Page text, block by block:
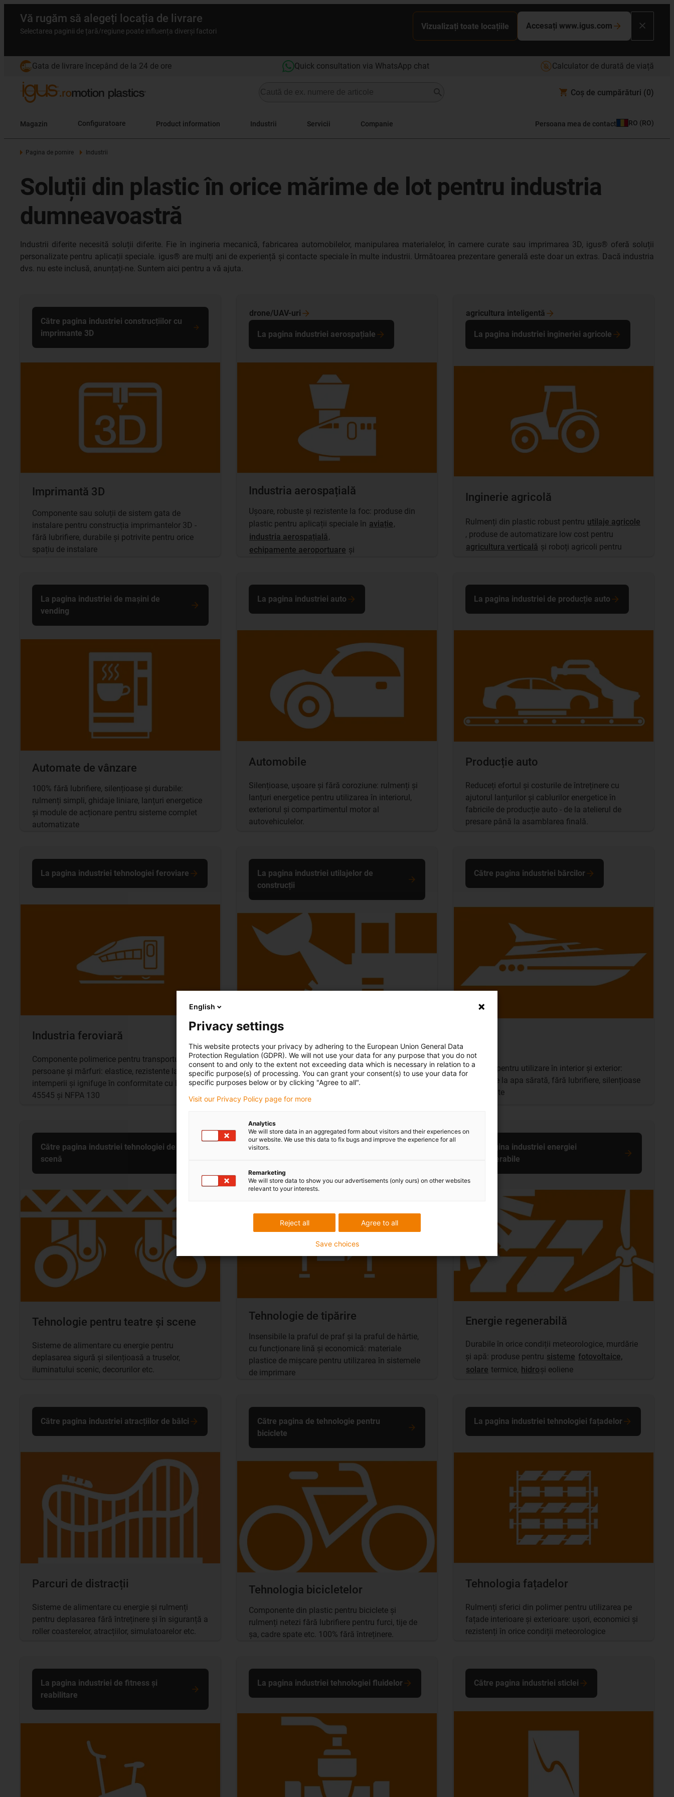
Vă rugăm să alegeți locația de livrare
Selectarea paginii de țară/regiune poate influența diverși factori
Vizualizați toate locațiile Accesați www.igus.com
Gata de livrare începând de la 24 de ore Quick consultation via WhatsApp chat Calculator de durată de viață
Coș de cumpărături (0)
Magazin Configuratoare Product information Industrii Servicii Companie Persoana mea de contact RO (RO)
Pagina de pornire Industrii
Soluții din plastic în orice mărime de lot pentru industria
dumneavoastră
Industrii diferite necesită soluții diferite. Fie în ingineria mecanică, fabricarea automobilelor, manipularea materialelor, în camere curate sau imprimarea 3D, igus® oferă soluții
personalizate pentru aplicații speciale. igus® are mulți ani de experiență și contacte speciale în multe industrii. Următoarea prezentare generală este doar un extras. Dacă industria
dvs. nu este inclusă, anunțați-ne. Suntem aici pentru a vă ajuta.
Imprimantă 3D
Componente sau soluții de sistem gata de
instalare pentru construcția imprimantelor 3D -
fără lubrifiere, durabile și potrivite pentru orice
spațiu de instalare
Către pagina industriei construcțiilor cu
imprimante 3D
Industria aerospațială
Ușoare, robuste și rezistente la foc: produse din
plastic pentru aplicații speciale în aviație,
industria aerospațială,
echipamente aeroportuare și
drone/UAV-uri
La pagina industriei aerospațiale
Inginerie agricolă
Rulmenți din plastic robust pentru utilaje agricole
, produse de automatizare low cost pentru
agricultura verticală și roboți agricoli pentru
agricultura inteligentă
La pagina industriei ingineriei agricole
Automate de vânzare
100% fără lubrifiere, silențioase și durabile:
rulmenți simpli, ghidaje liniare, lanțuri energetice
și module de acționare pentru sisteme complet
automatizate
La pagina industriei de mașini de
vending
Automobile
Silențioase, ușoare și fără coroziune: rulmenți și
lanțuri energetice pentru utilizarea în interiorul,
exteriorul și compartimentul motor al
autovehiculelor.
La pagina industriei auto
Producție auto
Reduceți efortul și costurile de întreținere cu
ajutorul lanțurilor și cablurilor energetice în
fabricile de producție auto - de la atelierul de
presare până la asamblarea finală.
La pagina industriei de producție auto
Industria feroviară
Componente polimerice pentru transportul de
persoane și mărfuri: elastice, rezistente la
intemperii și ignifuge în conformitate cu EN
45545 și NFPA 130
La pagina industriei tehnologiei feroviare
Utilaje de construcție
Tehnologie de rulmenți robustă și rezistentă la
murdărie și alimentare cu energie pentru
excavatoare, încărcătoare, trolii și alte
echipamente și vehicule de ridicare
La pagina industriei utilajelor de
construcții
Produse pentru utilizare în interior și exterior:
rezistente la apa sărată, fără lubrifiere, silențioase
și premiate
Către pagina industriei bărcilor
Tehnologie pentru teatre și scene
Sisteme de alimentare cu energie pentru
deplasarea sigură și silențioasă a truselor,
iluminatului scenic, decorurilor etc.
Către pagina industriei tehnologiei de
scenă
Tehnologie de tipărire
Insensibile la praful de praf și la praful de hârtie,
cu funcționare lină și economică: materiale
plastice de mișcare pentru utilizarea în sistemele
de imprimare
La pagina industriei tehnologiei de
Energie regenerabilă
Durabile în orice condiții meteorologice, murdărie
și apă: produse pentru sisteme fotovoltaice,
solare termice, hidroși eoliene
La pagina industriei energiei
regenerabile
Parcuri de distracții
Sisteme de alimentare cu energie și rulmenți
pentru deplasarea fără întreținere și în siguranță a
roller coasterelor, atracțiilor, simulatoarelor etc.
Către pagina industriei atracțiilor de bâlci
Tehnologia bicicletelor
Componente din plastic pentru biciclete și
rulmenți netezi fără lubrifiere pentru furci, tije de
șa, cadre spate etc. 100% fără întreținere.
Către pagina de tehnologie pentru
biciclete
Tehnologia fațadelor
Rulmenți sferici din polimer pentru utilizarea pe
fațade interioare și exterioare: ușori, economici și
rezistenți în orice condiții meteorologice
La pagina industriei tehnologiei fațadelor
La pagina industriei de fitness și
reabilitare
La pagina industriei tehnologiei fluidelor Către pagina industriei sticlei
English
Privacy settings
This website protects your privacy by adhering to the European Union General Data
Protection Regulation (GDPR). We will not use your data for any purpose that you do not
consent to and only to the extent not exceeding data which is necessary in relation to a
specific purpose(s) of processing. You can grant your consent(s) to use your data for
specific purposes below or by clicking "Agree to all".
Visit our Privacy Policy page for more
Analytics
We will store data in an aggregated form about visitors and their experiences on
our website. We use this data to fix bugs and improve the experience for all
visitors.
Remarketing
We will store data to show you our advertisements (only ours) on other websites
relevant to your interests.
Agree to all
Reject all
Save choices